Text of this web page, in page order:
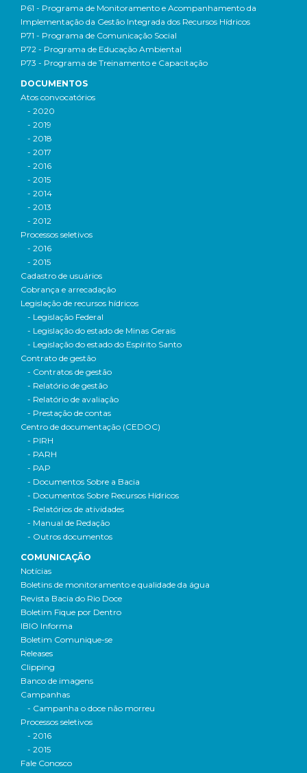
P61 - Programa de Monitoramento e Acompanhamento da
Implementação da Gestão Integrada dos Recursos Hídricos
P71 - Programa de Comunicação Social
P72 - Programa de Educação Ambiental
P73 - Programa de Treinamento e Capacitação
DOCUMENTOS
Atos convocatórios
- 2020
- 2019
- 2018
- 2017
- 2016
- 2015
- 2014
- 2013
- 2012
Processos seletivos
- 2016
- 2015
Cadastro de usuários
Cobrança e arrecadação
Legislação de recursos hídricos
- Legislação Federal
- Legislação do estado de Minas Gerais
- Legislação do estado do Espírito Santo
Contrato de gestão
- Contratos de gestão
- Relatório de gestão
- Relatório de avaliação
- Prestação de contas
Centro de documentação (CEDOC)
- PIRH
- PARH
- PAP
- Documentos Sobre a Bacia
- Documentos Sobre Recursos Hídricos
- Relatórios de atividades
- Manual de Redação
- Outros documentos
COMUNICAÇÃO
Notícias
Boletins de monitoramento e qualidade da água
Revista Bacia do Rio Doce
Boletim Fique por Dentro
IBIO Informa
Boletim Comunique-se
Releases
Clipping
Banco de imagens
Campanhas
- Campanha o doce não morreu
Processos seletivos
- 2016
- 2015
Fale Conosco